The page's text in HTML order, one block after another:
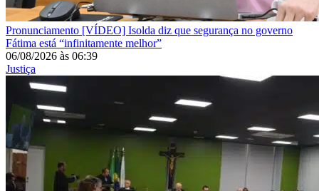
Pronunciamento [VÍDEO] Isolda diz que segurança no governo
Fátima está “infinitamente melhor”
06/08/2026 às 06:39
Justiça